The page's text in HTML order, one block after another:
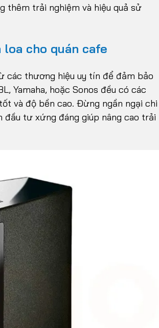
thêm trải nghiệm và hiệu quả sử
cho quán cafe
các thương hiệu uy tín để đảm bảo
Yamaha, hoặc Sonos đều có các
và độ bền cao. Đừng ngần ngại chi
tư xứng đáng giúp nâng cao trải